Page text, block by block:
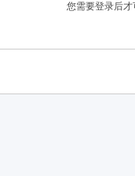
您需要登录后才